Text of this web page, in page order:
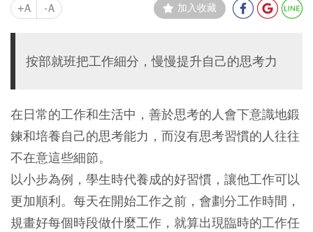
+A -A 加入收藏
按部就班把工作細分，慢慢提升自己的思考力
在日常的工作和生活中，善於思考的人會下意識地鍛
鍊和培養自己的思考能力，而沒有思考習慣的人往往
不在意這些細節。
以小步為例，學生時代養成的好習慣，讓他工作可以
更加順利。每天在開始工作之前，會劃分工作時間，
規畫好每個時段做什麼工作，就算出現臨時的工作任